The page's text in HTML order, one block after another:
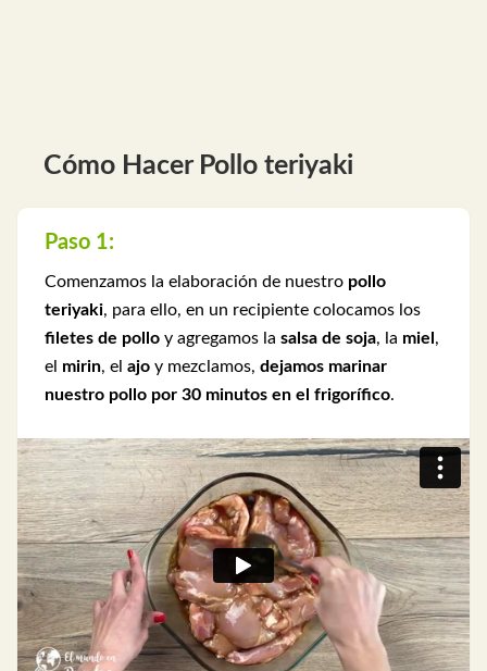
Cómo Hacer Pollo teriyaki
Paso 1:
Comenzamos la elaboración de nuestro pollo
teriyaki, para ello, en un recipiente colocamos los
filetes de pollo y agregamos la salsa de soja, la miel ,
el mirin, el ajo y mezclamos, dejamos marinar
nuestro pollo por 30 minutos en el frigorífico.